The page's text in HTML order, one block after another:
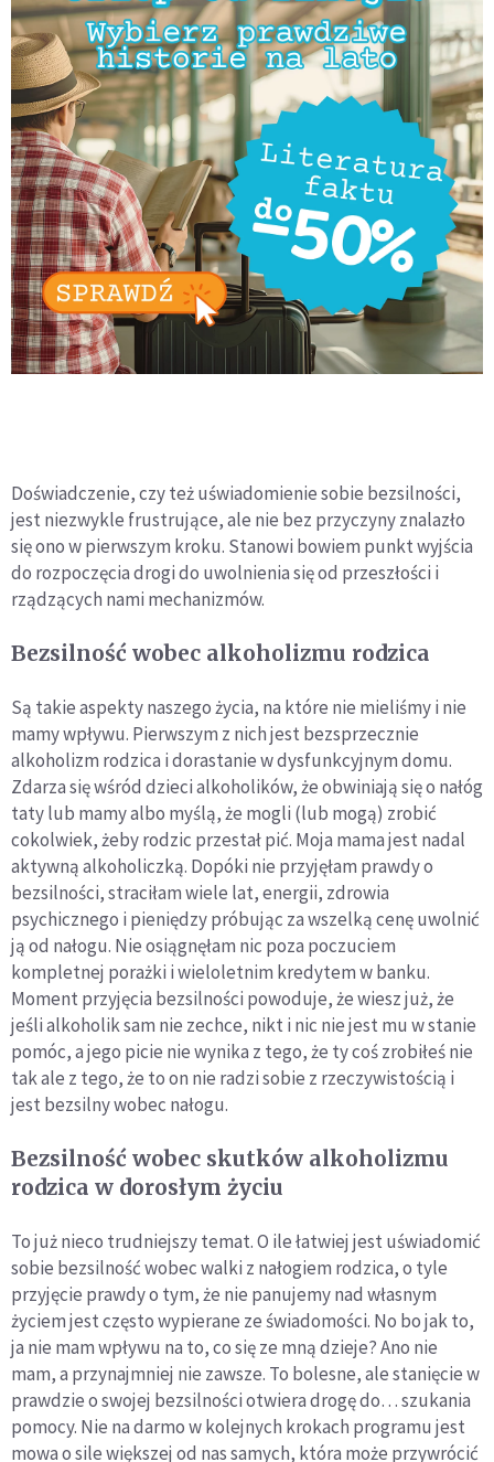
Doświadczenie, czy też uświadomienie sobie bezsilności,
jest niezwykle frustrujące, ale nie bez przyczyny znalazło
się ono w pierwszym kroku. Stanowi bowiem punkt wyjścia
do rozpoczęcia drogi do uwolnienia się od przeszłości i
rządzących nami mechanizmów.
Bezsilność wobec alkoholizmu rodzica
Są takie aspekty naszego życia, na które nie mieliśmy i nie
mamy wpływu. Pierwszym z nich jest bezsprzecznie
alkoholizm rodzica i dorastanie w dysfunkcyjnym domu.
Zdarza się wśród dzieci alkoholików, że obwiniają się o nałóg
taty lub mamy albo myślą, że mogli (lub mogą) zrobić
cokolwiek, żeby rodzic przestał pić. Moja mama jest nadal
aktywną alkoholiczką. Dopóki nie przyjęłam prawdy o
bezsilności, straciłam wiele lat, energii, zdrowia
psychicznego i pieniędzy próbując za wszelką cenę uwolnić
ją od nałogu. Nie osiągnęłam nic poza poczuciem
kompletnej porażki i wieloletnim kredytem w banku.
Moment przyjęcia bezsilności powoduje, że wiesz już, że
jeśli alkoholik sam nie zechce, nikt i nic nie jest mu w stanie
pomóc, a jego picie nie wynika z tego, że ty coś zrobiłeś nie
tak ale z tego, że to on nie radzi sobie z rzeczywistością i
jest bezsilny wobec nałogu.
Bezsilność wobec skutków alkoholizmu
rodzica w dorosłym życiu
To już nieco trudniejszy temat. O ile łatwiej jest uświadomić
sobie bezsilność wobec walki z nałogiem rodzica, o tyle
przyjęcie prawdy o tym, że nie panujemy nad własnym
życiem jest często wypierane ze świadomości. No bo jak to,
ja nie mam wpływu na to, co się ze mną dzieje? Ano nie
mam, a przynajmniej nie zawsze. To bolesne, ale stanięcie w
prawdzie o swojej bezsilności otwiera drogę do… szukania
pomocy. Nie na darmo w kolejnych krokach programu jest
mowa o sile większej od nas samych, która może przywrócić